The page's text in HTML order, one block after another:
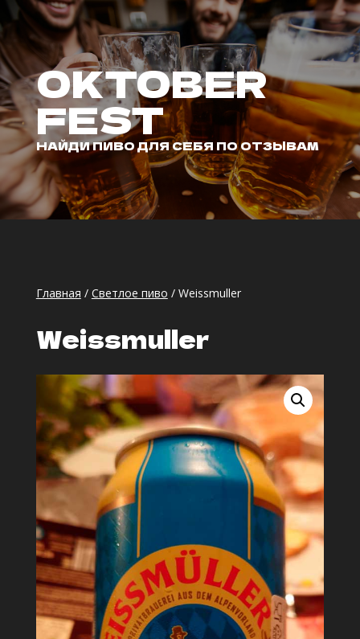
OKTOBER
FEST
НАЙДИ ПИВО ДЛЯ СЕБЯ ПО ОТЗЫВАМ
Главная / Светлое пиво / Weissmuller
Weissmuller